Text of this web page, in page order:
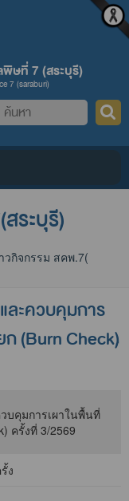
ษที่ 7 (สระบุรี)
7 (saraburi)
หา
ระบุรี)
วกิจกรรม สคพ.7(สระบุรี)
ละควบคุมการ
(Burn Check)
ง